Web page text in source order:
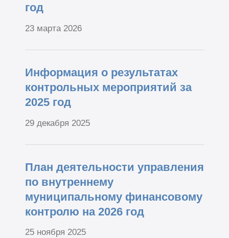
год
23 марта 2026
Информация о результатах
контрольных мероприятий за
2025 год
29 декабря 2025
План деятельности управления
по внутреннему
муниципальному финансовому
контролю на 2026 год
25 ноября 2025